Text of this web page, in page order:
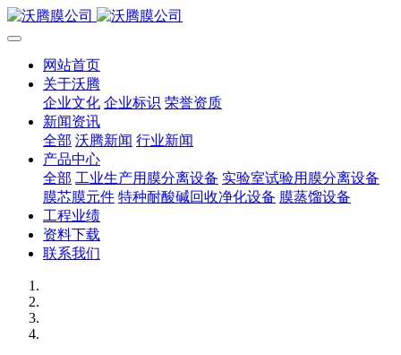
网站首页
关于沃腾
企业文化 企业标识 荣誉资质
新闻资讯
全部 沃腾新闻 行业新闻
产品中心
全部 工业生产用膜分离设备 实验室试验用膜分离设备
膜芯膜元件 特种耐酸碱回收净化设备 膜蒸馏设备
工程业绩
资料下载
联系我们